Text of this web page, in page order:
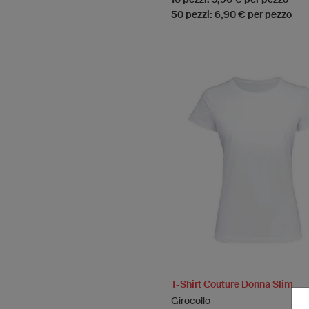
50 pezzi: 6,90 € per pezzo
T-Shirt Couture Donna Slim
Girocollo